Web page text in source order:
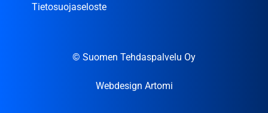
Tietosuojaseloste
© Suomen Tehdaspalvelu Oy
Webdesign Artomi